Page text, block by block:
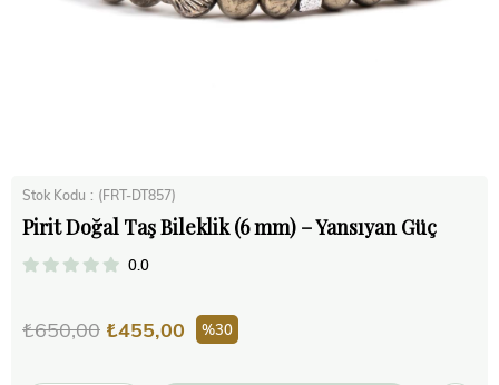
Stok Kodu (FRT-DT857)
Pirit Doğal Taş Bileklik (6 mm) – Yansıyan Güç
0.0
₺650,00 ₺455,00 30